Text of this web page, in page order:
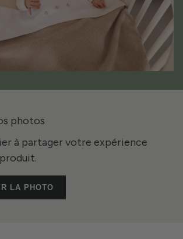
photos
à partager votre expérience
LA PHOTO